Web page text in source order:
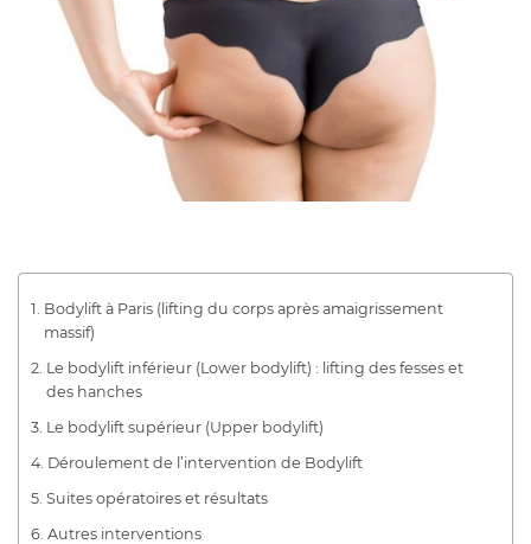
Bodylift à Paris (lifting du corps après amaigrissement
massif)
Le bodylift inférieur (Lower bodylift) : lifting des fesses et
des hanches
Le bodylift supérieur (Upper bodylift)
Déroulement de l’intervention de Bodylift
Suites opératoires et résultats
Autres interventions